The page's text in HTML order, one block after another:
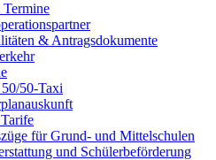
& Antragsdokumente
50-Taxi
für Grund- und Mittelschulen
und Schülerbeförderung